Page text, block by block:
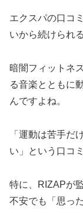
エクスパの口コ
いから続けられ
暗闇フィットネ
る音楽とともに
んですよね。
「運動は苦手だ
い」という口コ
特に、RIZAPが
不安でも「思っ